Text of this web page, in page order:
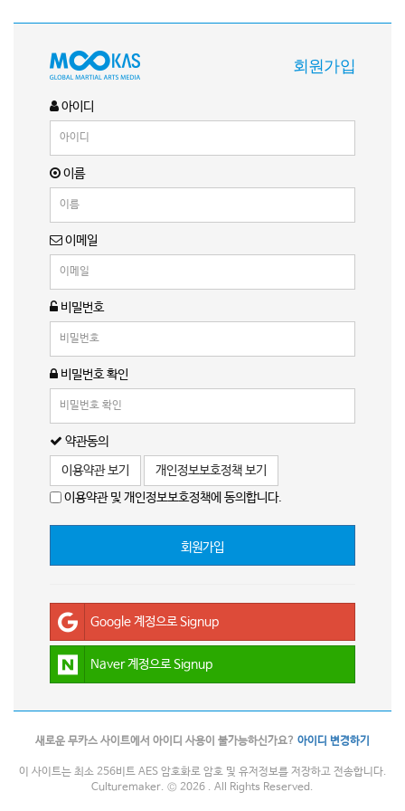
회원가입
아이디
이름
이메일
비밀번호
비밀번호 확인
약관동의
이용약관 보기
개인정보보호정책 보기
이용약관 및 개인정보보호정책에 동의합니다.
회원가입
Google 계정으로 Signup
Naver 계정으로 Signup
새로운 무카스 사이트에서 아이디 사용이 불가능하신가요? 아이디 변경하기
이 사이트는 최소 256비트 AES 암호화로 암호 및 유저정보를 저장하고 전송합니다.
Culturemaker. © 2026 . All Rights Reserved.